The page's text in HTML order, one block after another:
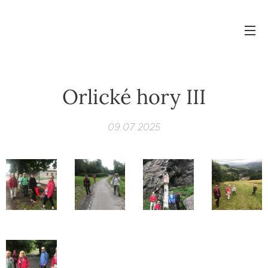
Orlické hory III
09.07.2025